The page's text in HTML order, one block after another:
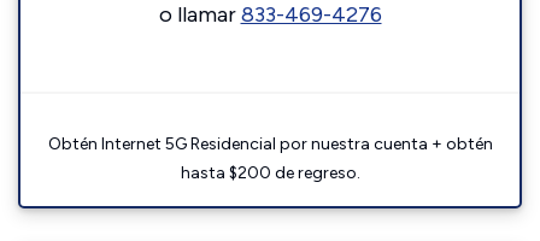
o llamar833-469-4276
Obtén Internet 5G Residencial por nuestra cuenta + obtén
hasta $200 de regreso.